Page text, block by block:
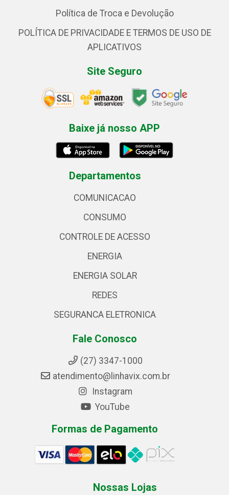
Política de Troca e Devolução
POLÍTICA DE PRIVACIDADE E TERMOS DE USO DE
APLICATIVOS
Site Seguro
Baixe já nosso APP
Departamentos
COMUNICACAO
CONSUMO
CONTROLE DE ACESSO
ENERGIA
ENERGIA SOLAR
REDES
SEGURANCA ELETRONICA
Fale Conosco
(27) 3347-1000
atendimento@linhavix.com.br
Instagram
YouTube
Formas de Pagamento
Nossas Lojas